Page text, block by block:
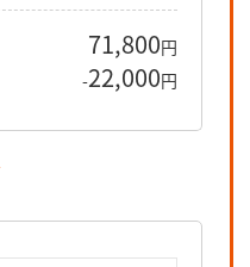
71,800円
-22,000円